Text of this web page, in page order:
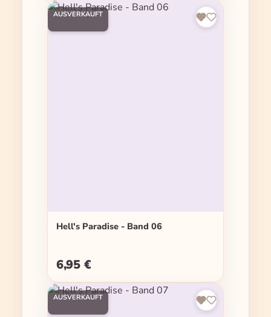
AUSVERKAUFT
Hell's Paradise - Band 06
Regulärer Preis:
6,95 €
AUSVERKAUFT